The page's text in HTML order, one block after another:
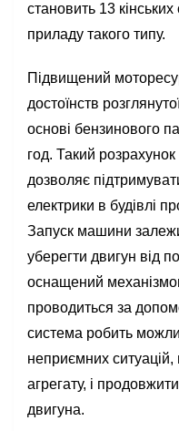
становить 13
приладу такого типу.
Підвищений
достоїнств
основі бензинового
год. Такий
дозволяє
електрики в будівлі
Запуск машини
уберегти двигун від
оснащений
проводиться за
система робить
неприємних
агрегату, і
двигуна.